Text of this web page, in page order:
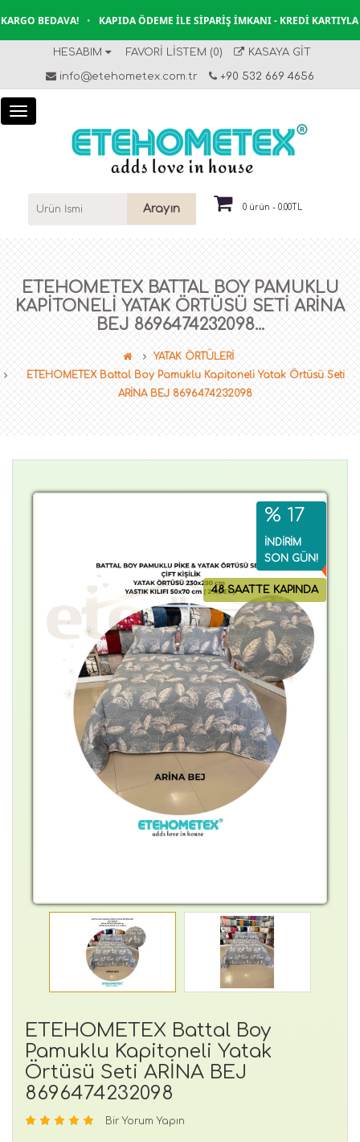
BEDAVA! • KAPIDA ÖDEME İLE SIPARIŞ İMKANI - KREDI KARTIYLA
HESABIM FAVORI LISTEM (0) KASAYA GIT
info@etehometex.com.tr +90 532 669 4656
Arayın 0 ürün - 0.00TL
ETEHOMETEX BATTAL BOY PAMUKLU
KAPITONELI YATAK ÖRTÜSÜ SETI ARİNA
BEJ 8696474232098...
YATAK ÖRTÜLERİ
ETEHOMETEX Battal Boy Pamuklu Kapitoneli Yatak Örtüsü Seti
ARİNA BEJ 8696474232098
48 SAATTE KAPINDA
% 17
İNDİRİM
SON GÜN!
ETEHOMETEX Battal Boy
Pamuklu Kapitoneli Yatak
Örtüsü Seti ARİNA BEJ
8696474232098
Bir Yorum Yapın